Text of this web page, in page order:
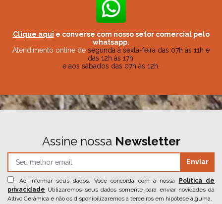
Clique aqui e converse com nosso setor comercial pelo
whatsapp.
Atendimento online de segunda à sexta-feira das 07h às 11h e
das 12h às 17h;
e aos sábados das 07h às 12h.
Assine nossa Newsletter
Enviar
Ao informar seus dados, Você concorda com a nossa
Política de
privacidade Utilizaremos seus dados somente para enviar novidades da
Altivo Cerâmica e não os disponibilizaremos a terceiros em hipótese alguma.